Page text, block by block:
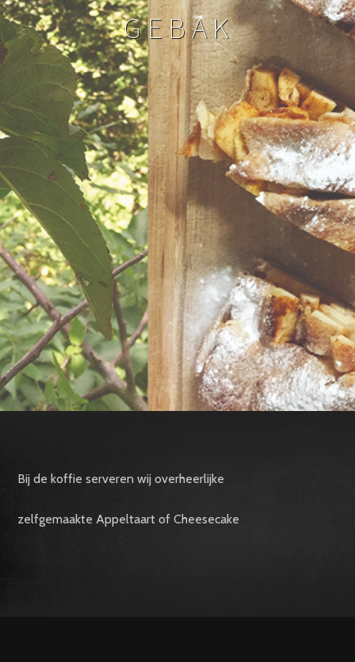
GEBAK
Bij de koffie serveren wij overheerlijke
zelfgemaakte Appeltaart of Cheesecake